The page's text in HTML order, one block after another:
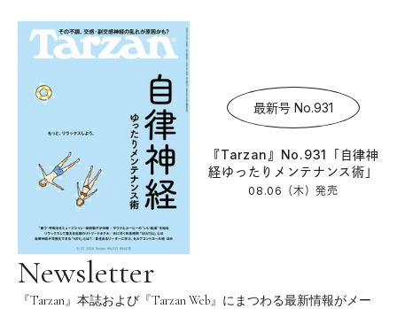
最新号 No.931
『Tarzan』No.931「自律神
経ゆったりメンテナンス術」
08.06（木）発売
Newsletter
『Tarzan』本誌および『Tarzan Web』にまつわる最新情報がメー